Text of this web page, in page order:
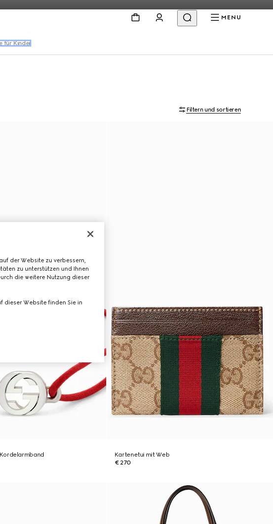
MENU
für Kinder
Filtern und sortieren
Kartenetui mit Web
€ 270
der Website zu verbessern,
zu unterstützen und Ihnen
die weitere Nutzung dieser
dieser Website finden Sie in